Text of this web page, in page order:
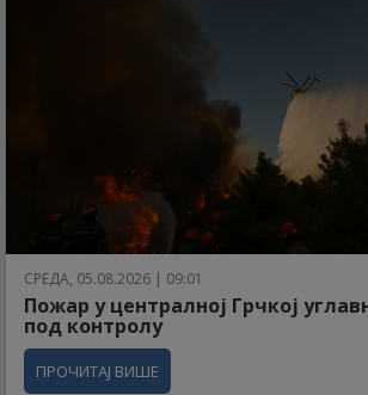
СРЕДА, 05.08.2026 | 09:01
Пожар у централној Грчкој
под контролу
ПРОЧИТАЈ ВИШЕ